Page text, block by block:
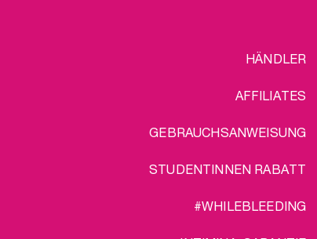
HÄNDLER
AFFILIATES
GEBRAUCHSANWEISUNG
STUDENTINNEN RABATT
#WHILEBLEEDING
LEGAL